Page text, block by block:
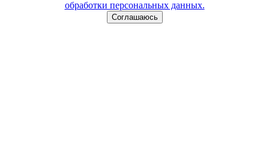
обработки персональных данных.
Соглашаюсь